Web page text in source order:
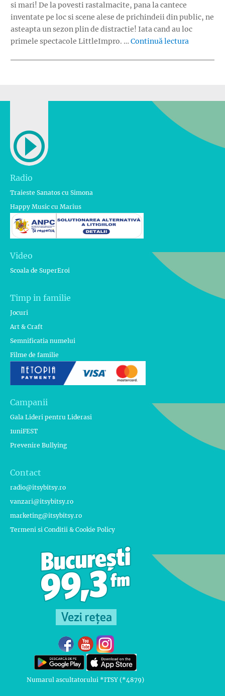
si mari! De la povesti rastalmacite, pana la cantece
inventate pe loc si scene alese de prichindeii din public, ne
asteapta un sezon plin de distractie! Iata cand au loc
primele spectacole LittleImpro. … Continuă lectura
Radio
Traieste Sanatos cu Simona
Happy Music cu Marius
Video
Scoala de SuperEroi
Timp in familie
Jocuri
Art & Craft
Semnificatia numelui
Filme de familie
Campanii
Gala Lideri pentru Liderasi
1uniFEST
Prevenire Bullying
Contact
radio@itsybitsy.ro
vanzari@itsybitsy.ro
marketing@itsybitsy.ro
Termeni si Conditii & Cookie Policy
Numarul ascultatorului *ITSY (*4879)